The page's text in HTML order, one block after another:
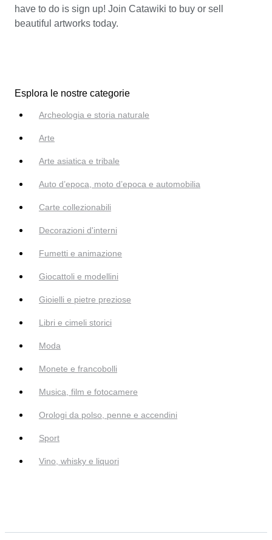
have to do is sign up! Join Catawiki to buy or sell
beautiful artworks today.
Esplora le nostre categorie
Archeologia e storia naturale
Arte
Arte asiatica e tribale
Auto d’epoca, moto d’epoca e automobilia
Carte collezionabili
Decorazioni d'interni
Fumetti e animazione
Giocattoli e modellini
Gioielli e pietre preziose
Libri e cimeli storici
Moda
Monete e francobolli
Musica, film e fotocamere
Orologi da polso, penne e accendini
Sport
Vino, whisky e liquori